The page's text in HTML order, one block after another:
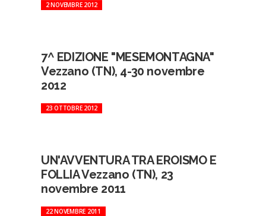
2 NOVEMBRE 2012
7^ EDIZIONE "MESEMONTAGNA"
Vezzano (TN), 4-30 novembre
2012
23 OTTOBRE 2012
UN'AVVENTURA TRA EROISMO E
FOLLIA Vezzano (TN), 23
novembre 2011
22 NOVEMBRE 2011